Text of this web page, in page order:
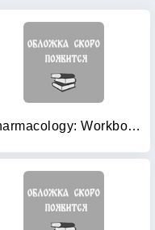
Pharmacology: Workbook. Part 1 (на английском языке)